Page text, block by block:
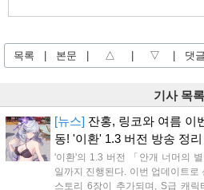
목록 본문 △ ▽ 댓
기사 목록
[뉴스] 잔홍, 링코와 여름 이
동! '이환' 1.3 버전 방송 정리
'이환'의 1.3 버전 「안개 너머의
일까지 진행된다. 이번 업데이트로
스토리 6장이 추가되며, S급 캐